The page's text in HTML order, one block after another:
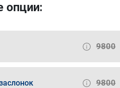
опции:
9800
9800